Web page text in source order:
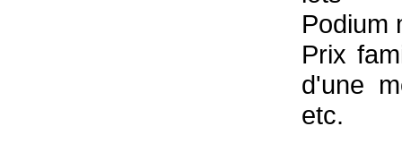
Podium
Prix
d'une
etc.